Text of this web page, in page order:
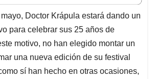
k
e
d
I
n
i
l
e
a
d
s
Doctor Krápula estará dando un
para celebrar sus 25 años de
motivo, no han elegido montar un
una nueva edición de su festival
sí han hecho en otras ocasiones,